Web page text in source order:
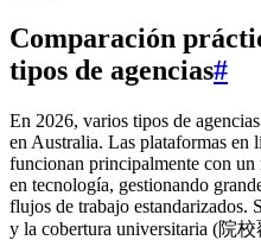
Comparación
tipos de agencias#
En 2026, varios tipos de
en Australia. Las plataformas en
funcionan principalmente con un
en tecnología, gestionando
flujos de trabajo estandarizados.
y la cobertura universitaria (院